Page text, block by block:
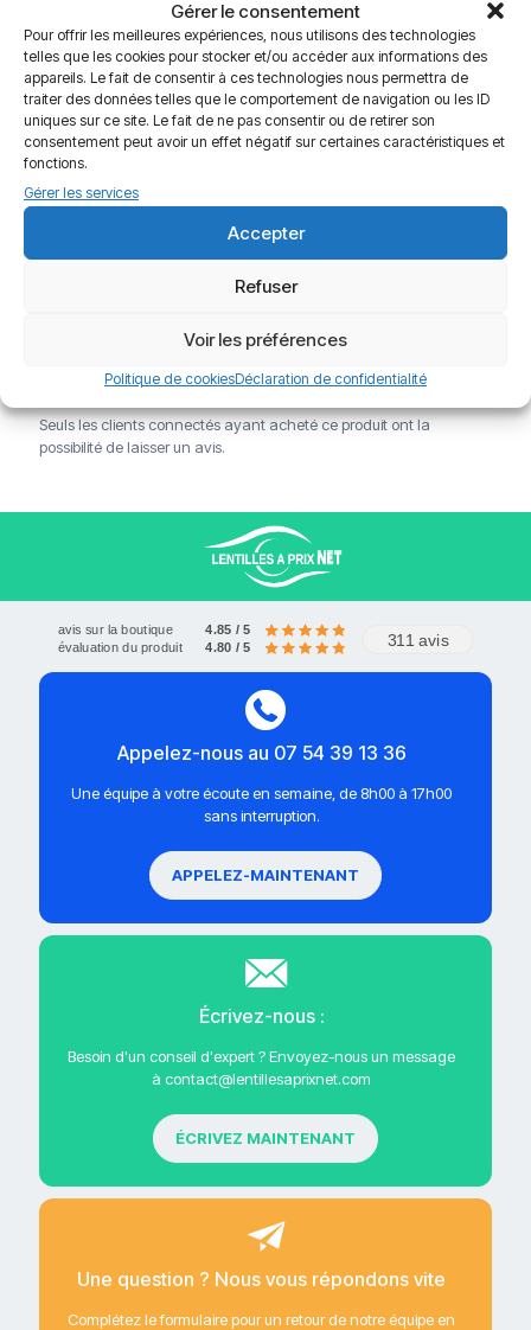
Gérer le consentement
Pour offrir les meilleures expériences, nous utilisons des technologies
telles que les cookies pour stocker et/ou accéder aux informations des
appareils. Le fait de consentir à ces technologies nous permettra de
traiter des données telles que le comportement de navigation ou les ID
uniques sur ce site. Le fait de ne pas consentir ou de retirer son
consentement peut avoir un effet négatif sur certaines caractéristiques et
fonctions.
Gérer les services
Accepter
Refuser
Voir les préférences
Politique de cookiesDéclaration de confidentialité
Jazz Aqua Sensitive – 1 flacon
12.90€
Jazz Comfort – 3 flacons de
23.70€
Il n’y a encore aucun avis
Seuls les clients connectés ayant acheté ce produit ont la
possibilité de laisser un avis.
Paiements sécurisés
Service client
avis sur la boutique
4.85 / 5
évaluation du produit
4.80 / 5 311 avis
Appelez-nous au 07 54 39 13 36
Une équipe à votre écoute en semaine, de 8h00 à 17h00
sans interruption.
APPELEZ-MAINTENANT
Écrivez-nous :
Besoin d'un conseil d'expert ? Envoyez-nous un message
à contact@lentillesaprixnet.com
ÉCRIVEZ MAINTENANT
Une question ? Nous vous répondons vite
Complétez le formulaire pour un retour de notre équipe en